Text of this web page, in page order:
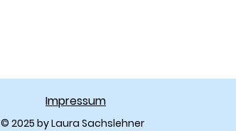
Impressum
© 2025 by Laura Sachslehner